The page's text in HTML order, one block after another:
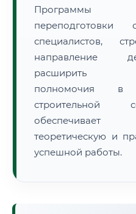
Программы
переподготовки
специалистов,
направление
расширить
полномочия в
строительной
теоретическую и
успешной работы.